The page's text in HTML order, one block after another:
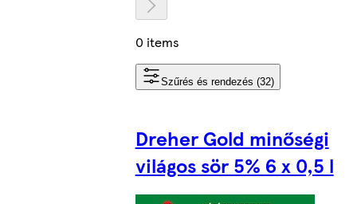
0 items
Szűrés és rendezés (32)
Dreher Gold minőségi
világos sör 5% 6 x 0,5 l